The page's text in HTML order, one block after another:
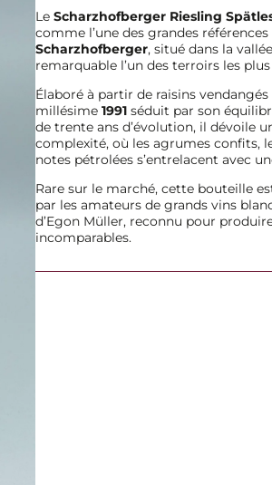
d
e
E
g
o
n
M
u
l
l
r
S
c
h
r
Le Scharzhofberger Riesling
comme l’une des grandes
Scharzhofberger, situé dans la
remarquable l’un des terroirs les
Élaboré à partir de raisins
millésime 1991séduit par son
de trente ans d’évolution, il dévoile
complexité, où les agrumes confits,
notes pétrolées s’entrelacent avec
Rare sur le marché, cette bouteille
par les amateurs de grands vins
d’Egon Müller, reconnu pour
incomparables.